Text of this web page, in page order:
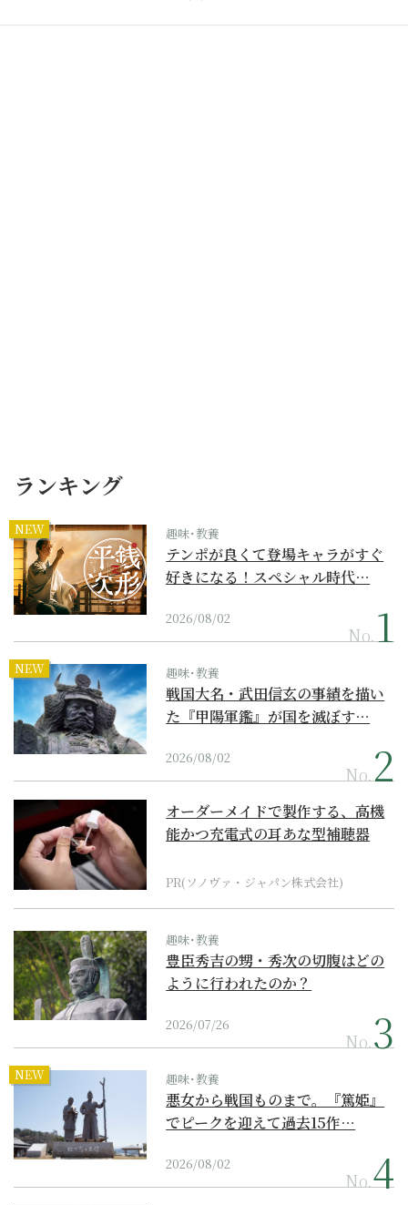
ランキング
NEW 趣味･教養
テンポが良くて登場キャラがすぐ
好きになる！スペシャル時代…
2026/08/02
No.
NEW 趣味･教養
戦国大名・武田信玄の事績を描い
た『甲陽軍鑑』が国を滅ぼす…
2026/08/02
No.
オーダーメイドで製作する、高機
能かつ充電式の耳あな型補聴器
PR(ソノヴァ・ジャパン株式会社)
趣味･教養
豊臣秀吉の甥・秀次の切腹はどの
ように行われたのか？
2026/07/26
No.
NEW 趣味･教養
悪女から戦国ものまで。『篤姫』
でピークを迎えて過去15作…
2026/08/02
No.